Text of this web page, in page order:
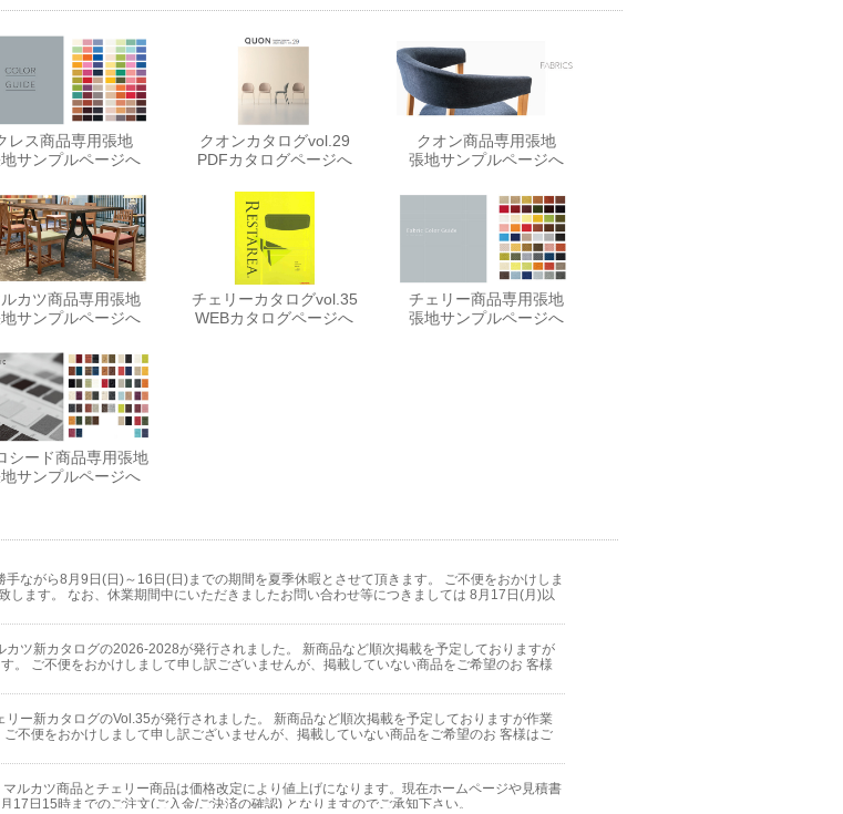
レス商品専用張地
サンプルページへ
クオンカタログvol.29
PDFカタログページへ
クオン商品専用張地
張地サンプルページへ
カツ商品専用張地
サンプルページへ
チェリーカタログvol.35
WEBカタログページへ
チェリー商品専用張地
張地サンプルページへ
シード商品専用張地
サンプルページへ